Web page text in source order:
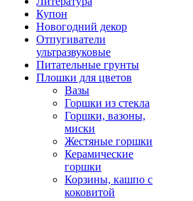
Купон
Новогодний декор
Отпугиватели
ультразвуковые
Питательные грунты
Плошки для цветов
Вазы
Горшки из стекла
Горшки, вазоны,
миски
Жестяные горшки
Керамические
горшки
Корзины, кашпо с
коковитой